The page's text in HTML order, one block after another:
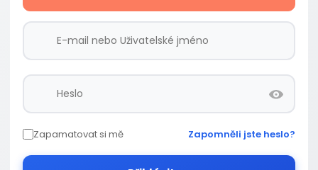
Zapamatovat si mě Zapomněli jste heslo?